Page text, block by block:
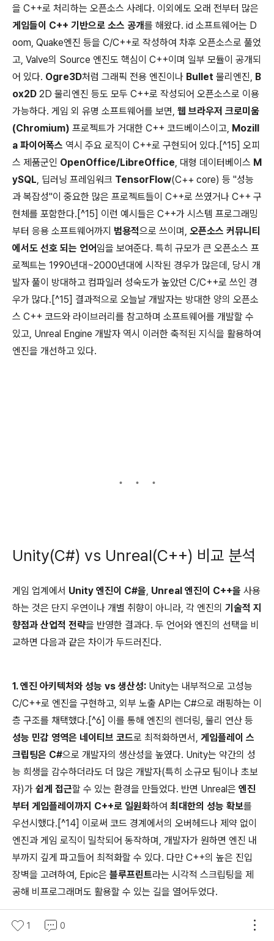
을 C++로 처리하는 오픈소스 사례다. 이외에도 오래 전부터 많은
게임들이 C++ 기반으로 소스 공개를 해왔다. id 소프트웨어는 D
oom, Quake엔진 등을 C/C++로 작성하여 차후 오픈소스로 풀었
고, Valve의 Source 엔진도 핵심이 C++이며 일부 모듈이 공개되
어 있다. Ogre3D처럼 그래픽 전용 엔진이나 Bullet 물리엔진, B
ox2D 2D 물리엔진 등도 모두 C++로 작성되어 오픈소스로 이용
가능하다. 게임 외 유명 소프트웨어를 보면, 웹 브라우저 크로미움
(Chromium) 프로젝트가 거대한 C++ 코드베이스이고, Mozill
a 파이어폭스 역시 주요 로직이 C++로 구현되어 있다.[^15] 오피
스 제품군인 OpenOffice/LibreOffice, 대형 데이터베이스 M
ySQL, 딥러닝 프레임워크 TensorFlow(C++ core) 등 "성능
과 복잡성"이 중요한 많은 프로젝트들이 C++로 쓰였거나 C++ 구
현체를 포함한다.[^15] 이런 예시들은 C++가 시스템 프로그래밍
부터 응용 소프트웨어까지 범용적으로 쓰이며, 오픈소스 커뮤니티
에서도 선호 되는 언어 임을 보여준다. 특히 규모가 큰 오픈소스 프
로젝트는 1990년대~2000년대에 시작된 경우가 많은데, 당시 개
발자 풀이 방대하고 컴파일러 성숙도가 높았던 C/C++로 쓰인 경
우가 많다.[^15] 결과적으로 오늘날 개발자는 방대한 양의 오픈소
스 C++ 코드와 라이브러리를 참고하며 소프트웨어를 개발할 수
있고, Unreal Engine 개발자 역시 이러한 축적된 지식을 활용하여
엔진을 개선하고 있다.
Unity(C#) vs Unreal(C++) 비교 분석
게임 업계에서 Unity 엔진이 C#을, Unreal 엔진이 C++을 사용
하는 것은 단지 우연이나 개별 취향이 아니라, 각 엔진의 기술적 지
향점과 산업적 전략을 반영한 결과다. 두 언어와 엔진의 선택을 비
교하면 다음과 같은 차이가 두드러진다.
1. 엔진 아키텍처와 성능 vs 생산성: Unity는 내부적으로 고성능
C/C++로 엔진을 구현하고, 외부 노출 API는 C#으로 래핑하는 이
층 구조를 채택했다.[^6] 이를 통해 엔진의 렌더링, 물리 연산 등
성능 민감 영역은 네이티브 코드로 최적화하면서, 게임플레이 스
크립팅은 C#으로 개발자의 생산성을 높였다. Unity는 약간의 성
능 희생을 감수하더라도 더 많은 개발자(특히 소규모 팀이나 초보
자)가 쉽게 접근할 수 있는 환경을 만들었다. 반면 Unreal은 엔진
부터 게임플레이까지 C++로 일원화하여 최대한의 성능 확보를
우선시했다.[^14] 이로써 코드 경계에서의 오버헤드나 제약 없이
엔진과 게임 로직이 밀착되어 동작하며, 개발자가 원하면 엔진 내
부까지 깊게 파고들어 최적화할 수 있다. 다만 C++의 높은 진입
장벽을 고려하여, Epic은 블루프린트라는 시각적 스크립팅을 제
공해 비프로그래머도 활용할 수 있는 길을 열어두었다.
1 0